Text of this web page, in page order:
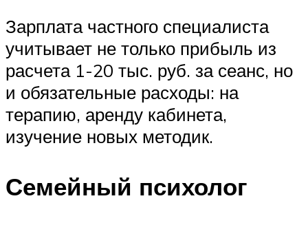
Зарплата частного специалиста
учитывает не только прибыль из
расчета 1-20 тыс. руб. за сеанс, но
и обязательные расходы: на
терапию, аренду кабинета,
изучение новых методик.
Семейный психолог